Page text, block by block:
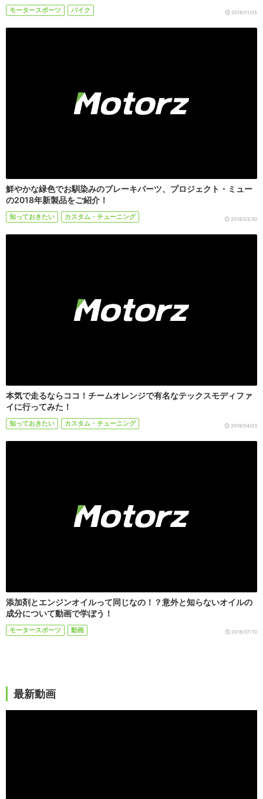
モータースポーツ バイク 2018/01/25
鮮やかな緑色でお馴染みのブレーキパーツ、プロジェクト・ミュー
の2018年新製品をご紹介！
知っておきたい カスタム・チューニング 2018/03/30
本気で走るならココ！チームオレンジで有名なテックスモディファ
イに行ってみた！
知っておきたい カスタム・チューニング 2018/04/03
添加剤とエンジンオイルって同じなの！？意外と知らないオイルの
成分について動画で学ぼう！
モータースポーツ 動画 2018/07/10
最新動画